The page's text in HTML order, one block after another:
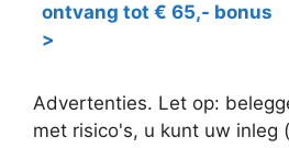
ontvang tot € 65,- bonus
>
Advertenties. Let op:
met risico's, u kunt uw inleg